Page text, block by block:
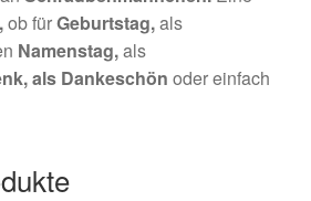
ob fürGeburtstag,als
Namenstag,als
als Dankeschön oder einfach